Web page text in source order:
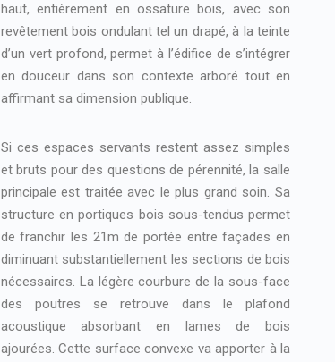
haut, entièrement en ossature bois, avec son
revêtement bois ondulant tel un drapé, à la teinte
d’un vert profond, permet à l’édifice de s’intégrer
en douceur dans son contexte arboré tout en
affirmant sa dimension publique.
Si ces espaces servants restent assez simples
et bruts pour des questions de pérennité, la salle
principale est traitée avec le plus grand soin. Sa
structure en portiques bois sous-tendus permet
de franchir les 21m de portée entre façades en
diminuant substantiellement les sections de bois
nécessaires. La légère courbure de la sous-face
des poutres se retrouve dans le plafond
acoustique absorbant en lames de bois
ajourées. Cette surface convexe va apporter à la